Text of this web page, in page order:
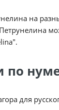
на
по
для